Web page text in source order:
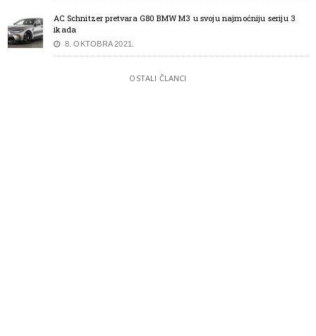
AC Schnitzer pretvara G80 BMW M3 u svoju najmoćniju seriju 3
ikada
8. OKTOBRA 2021.
OSTALI ČLANCI